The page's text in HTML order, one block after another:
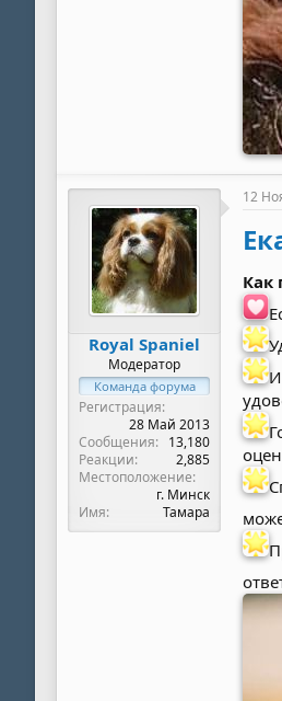
Royal Spaniel
Модератор
Команда форума
Регистрация
28 Май 2013
Сообщения
13,180
Реакции
2,885
Местоположение
г. Минск
Имя
Тамара
12
Как